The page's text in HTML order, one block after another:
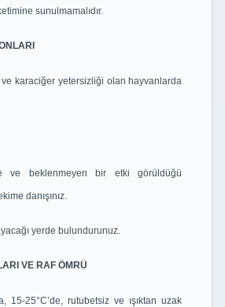
sunulmamalıdır.
ve karaciğer yetersizliği olan hayvanlarda
ve beklenmeyen bir etki görüldüğü
danışınız.
yerde bulundurunuz.
VE RAF ÖMRÜ
15-25°C’de, rutubetsiz ve ışıktan uzak